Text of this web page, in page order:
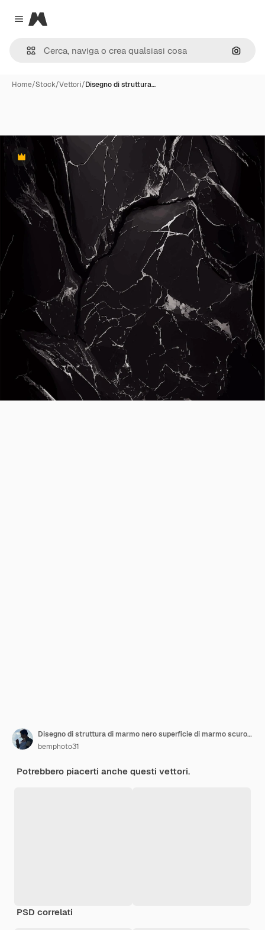
Close menu
Magnific
Cerca
Home/Stock/Vettori/Disegno di struttura…
Premium
Disegno di struttura di marmo nero superficie di marmo scuro colorato curvo linee dorate disegno di sfondo astratto luminoso
bemphoto31
Potrebbero piacerti anche questi vettori.
PSD correlati